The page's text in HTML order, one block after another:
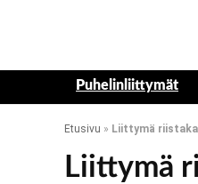
Puhelinliittymät
Etusivu » Liittymä
Liittymä